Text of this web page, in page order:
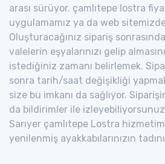
arası sürüyor. çamlıtepe lostra
uygulamamız ya da web
Oluşturacağınız sipariş
valelerin eşyalarınızı gelip
istediğiniz zamanı belirlemek.
sonra tarih/saat değişikliği
size bu imkanı da sağlıyor.
da bildirimler ile
Sarıyer çamlıtepe Lostra
yenilenmiş ayakkabılarınızın